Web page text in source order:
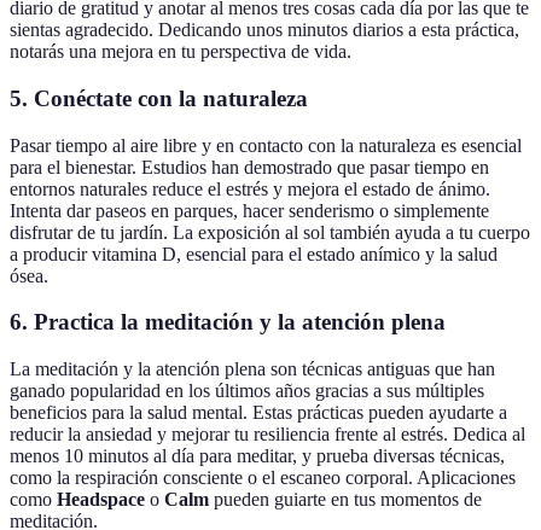
diario de gratitud y anotar al menos tres cosas cada día por las que te
sientas agradecido. Dedicando unos minutos diarios a esta práctica,
notarás una mejora en tu perspectiva de vida.
5. Conéctate con la naturaleza
Pasar tiempo al aire libre y en contacto con la naturaleza es esencial
para el bienestar. Estudios han demostrado que pasar tiempo en
entornos naturales reduce el estrés y mejora el estado de ánimo.
Intenta dar paseos en parques, hacer senderismo o simplemente
disfrutar de tu jardín. La exposición al sol también ayuda a tu cuerpo
a producir vitamina D, esencial para el estado anímico y la salud
ósea.
6. Practica la meditación y la atención plena
La meditación y la atención plena son técnicas antiguas que han
ganado popularidad en los últimos años gracias a sus múltiples
beneficios para la salud mental. Estas prácticas pueden ayudarte a
reducir la ansiedad y mejorar tu resiliencia frente al estrés. Dedica al
menos 10 minutos al día para meditar, y prueba diversas técnicas,
como la respiración consciente o el escaneo corporal. Aplicaciones
como Headspace o Calm pueden guiarte en tus momentos de
meditación.